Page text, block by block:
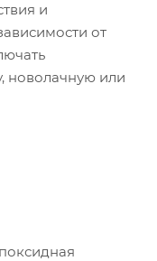
и
от
новолачную или